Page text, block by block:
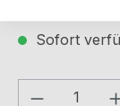
Sofort
Produkt